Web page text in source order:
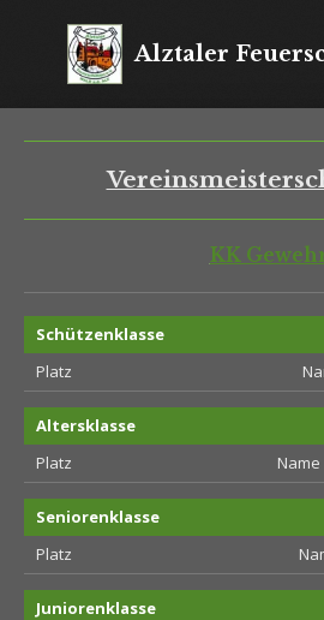
Hauptinhalt
springen
Alztaler
KK
Schützenklasse
Platz
Altersklasse
Platz
Name
Seniorenklasse
Platz
Juniorenklasse